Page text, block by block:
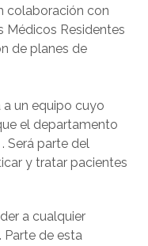
colaboración con
Médicos Residentes
de planes de
un equipo cuyo
el departamento
Será parte del
y tratar pacientes
a cualquier
Parte de esta